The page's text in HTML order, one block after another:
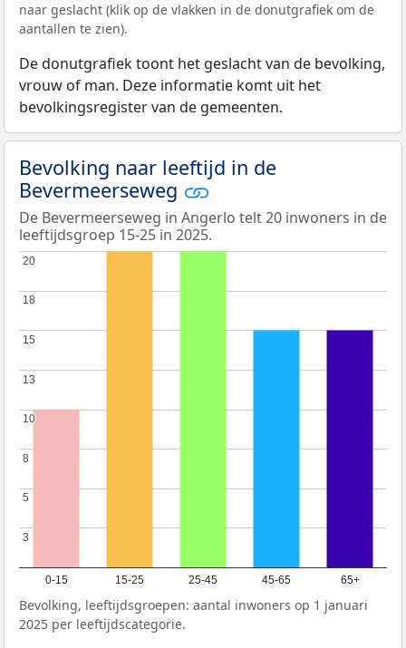
naar geslacht (klik op de vlakken in de donutgrafiek om de
aantallen te zien).
De donutgrafiek toont het geslacht van de bevolking,
vrouw of man. Deze informatie komt uit het
bevolkingsregister van de gemeenten.
Bevolking naar leeftijd in de
Bevermeerseweg
De Bevermeerseweg in Angerlo telt 20 inwoners in de
leeftijdsgroep 15-25 in 2025.
0-15 15-25 25-45 45-65 65+
3
3
5
5
8
8
10
10
13
13
15
15
18
18
20
20
Bevolking, leeftijdsgroepen: aantal inwoners op 1 januari
2025 per leeftijdscategorie.